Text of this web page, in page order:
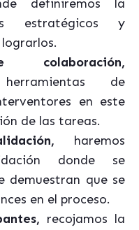
definiremos la
estratégicos y
colaboración,
de
en este
de las tareas.
haremos
donde se
demuestran que se
en el proceso.
recojamos la